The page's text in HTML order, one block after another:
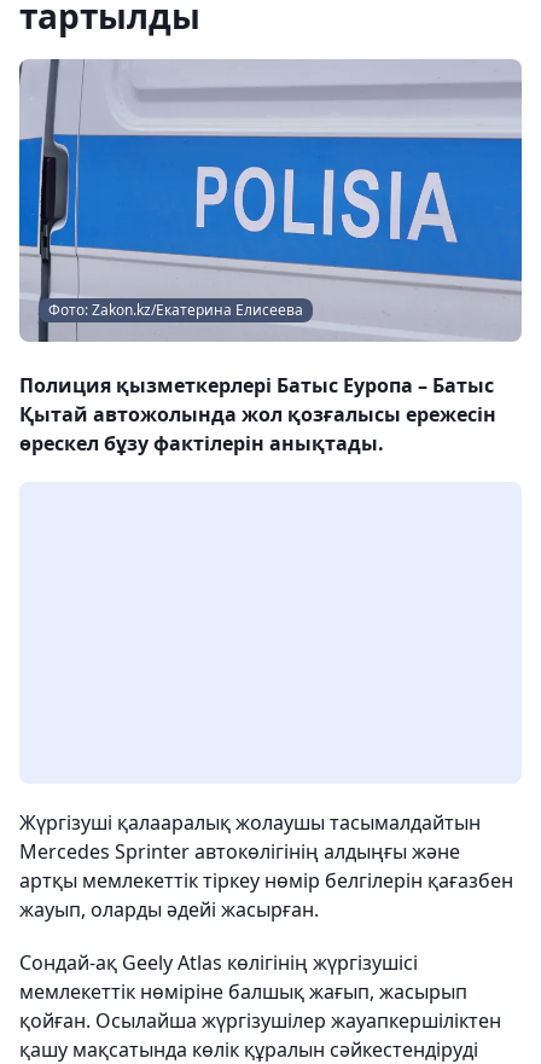
тартылды
Фото: Zakon.kz/Екатерина Елисеева
Полиция қызметкерлері Батыс Еуропа – Батыс
Қытай автожолында жол қозғалысы ережесін
өрескел бұзу фактілерін анықтады.
Жүргізуші қалааралық жолаушы тасымалдайтын
Mercedes Sprinter автокөлігінің алдыңғы және
артқы мемлекеттік тіркеу нөмір белгілерін қағазбен
жауып, оларды әдейі жасырған.
Сондай-ақ Geely Atlas көлігінің жүргізушісі
мемлекеттік нөміріне балшық жағып, жасырып
қойған. Осылайша жүргізушілер жауапкершіліктен
қашу мақсатында көлік құралын сәйкестендіруді